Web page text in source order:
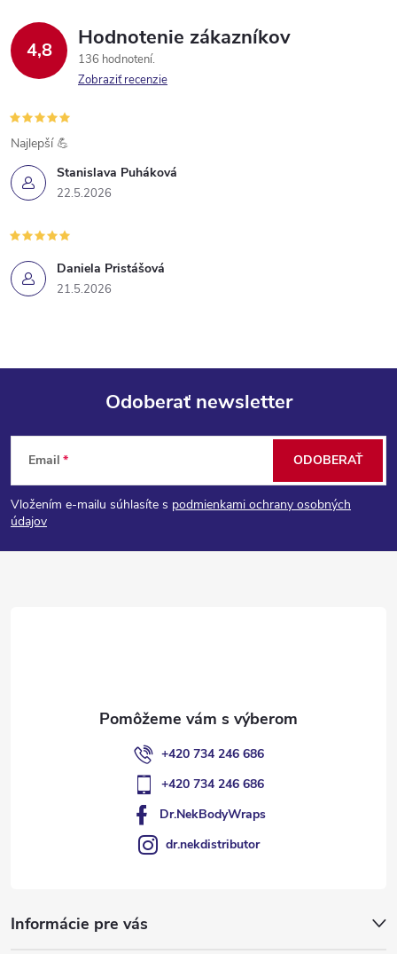
4,8 Hodnotenie zákazníkov
136 hodnotení
Zobraziť recenzie
Stanislava Puháková
22.5.2026
Najlepší 💪
Daniela Pristášová
21.5.2026
Z
á
p
Odoberať newsletter
Email
Vložením e-mailu súhlasíte s podmienkami ochrany osobných
údajov
ODOBERAŤ
+420 734 246 686
+420 734 246 686
Dr.NekBodyWraps
dr.nekdistributor
Informácie pre vás